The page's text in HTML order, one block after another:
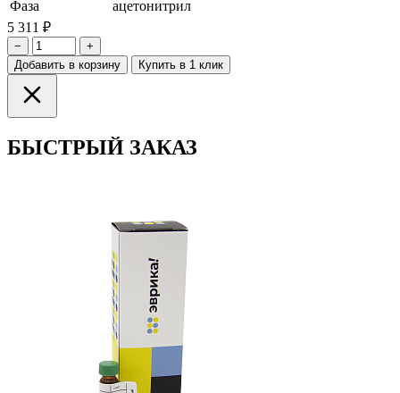
Фаза
ацетонитрил
5 311 ₽
−
+
Добавить в корзину
Купить в 1 клик
БЫСТРЫЙ ЗАКАЗ